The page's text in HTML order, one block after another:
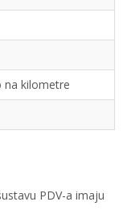
na kilometre
PDV-a imaju